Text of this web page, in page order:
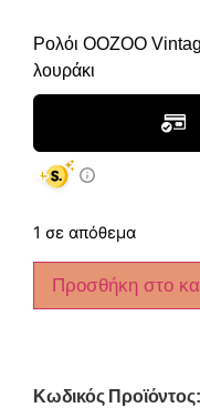
Ρολόι OOZOO
λουράκι
1 σε απόθεμα
Προσθήκη στο
Κωδικός